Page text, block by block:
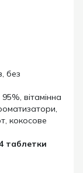
без
вітамінна
кокосове
таблетки